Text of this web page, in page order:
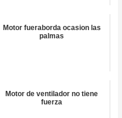
Motor fueraborda ocasion las
palmas
Motor de ventilador no tiene
fuerza